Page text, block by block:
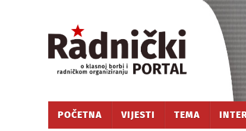
POČETNA VIJESTI TEMA